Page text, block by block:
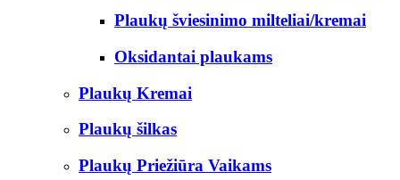
Plaukų šviesinimo milteliai/kremai
Oksidantai plaukams
Plaukų Kremai
Plaukų šilkas
Plaukų Priežiūra Vaikams